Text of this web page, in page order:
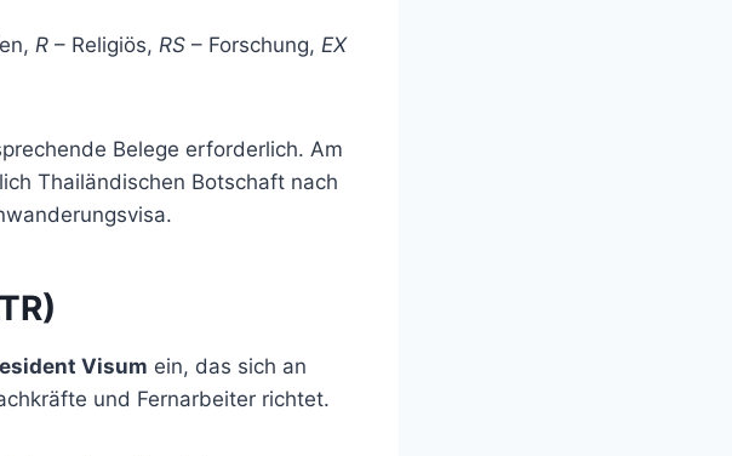
R – Religiös, RS – Forschung, EX
Belege erforderlich. Am
Thailändischen Botschaft nach
Visum ein, das sich an
und Fernarbeiter richtet.